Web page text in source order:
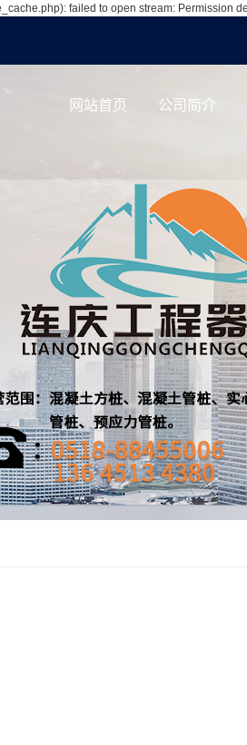
failed to open stream:
网站首页 公司简介